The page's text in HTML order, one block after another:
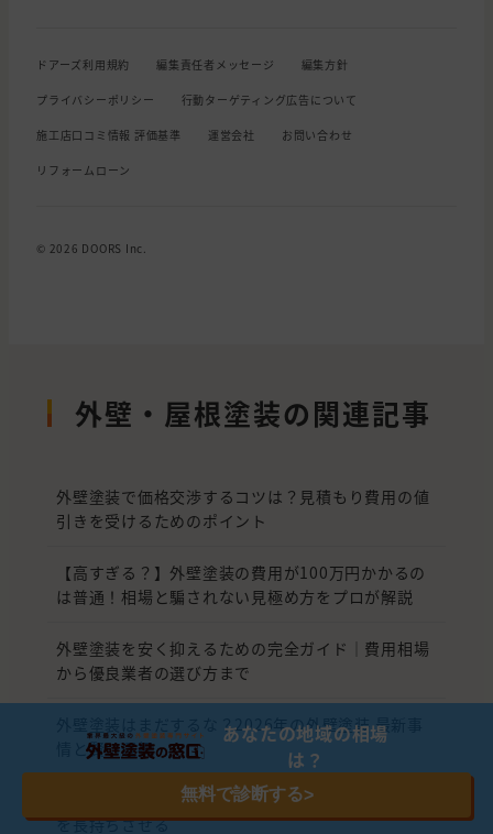
ドアーズ利用規約 編集責任者メッセージ 編集方針
プライバシーポリシー 行動ターゲティング広告について
施工店口コミ情報 評価基準 運営会社 お問い合わせ
リフォームローン
© 2026 DOORS Inc.
外壁・屋根塗装の関連記事
外壁塗装で価格交渉するコツは？見積もり費用の値
引きを受けるためのポイント
【高すぎる？】外壁塗装の費用が100万円かかるの
は普通！相場と騙されない見極め方をプロが解説
外壁塗装を安く抑えるための完全ガイド｜費用相場
から優良業者の選び方まで
外壁塗装はまだするな？2026年の外壁塗装 最新事
情と賢い選択
外壁塗装の耐用年数：最適な時期を見極め、住まい
を長持ちさせる
あなたの地域の相場
は？
無料で診断する>